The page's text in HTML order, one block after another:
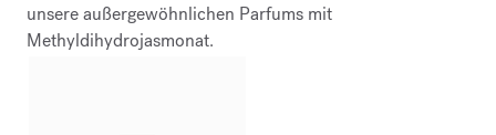
unsere außergewöhnlichen Parfums mit
Methyldihydrojasmonat.